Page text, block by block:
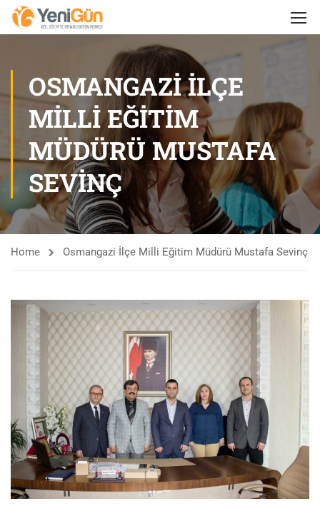
OSMANGAZI İLÇE
MILLI EĞITIM
MÜDÜRÜ MUSTAFA
SEVINÇ
Home Osmangazi İlçe Milli Eğitim Müdürü Mustafa Sevinç